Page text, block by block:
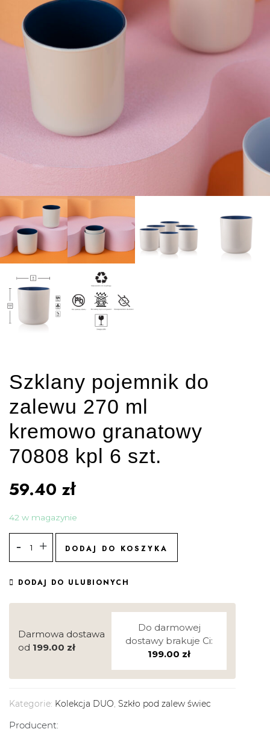
Szklany pojemnik do
zalewu 270 ml
kremowo granatowy
70808 kpl 6 szt.
59.40 zł
42 w magazynie
DODAJ DO KOSZYKA
DODAJ DO ULUBIONYCH
Darmowa dostawa
od 199.00 zł
Do darmowej
dostawy brakuje Ci:
199.00 zł
Kategorie: Kolekcja DUO, Szkło pod zalew świec
Producent: